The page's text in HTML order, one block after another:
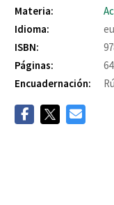
Materia:
Idioma:
ISBN:
Páginas:
64
Encuadernación: